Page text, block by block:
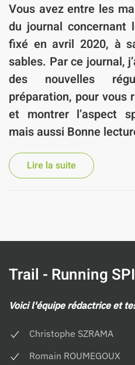
Vous avez entre les
du journal
fixé en avril 2020, à
sables. Par ce journal,
des nouvelles
préparation, pour vous
et montrer l’aspect
mais aussi Bonne
Lire la suite
Trail - Running
Voici l'équipe rédactrice et
Christophe SZRAMA
Romain ROUMEGOUX